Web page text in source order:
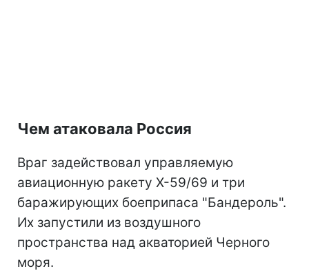
Чем атаковала Россия
Враг задействовал управляемую
авиационную ракету Х-59/69 и три
баражирующих боеприпаса "Бандероль".
Их запустили из воздушного
пространства над акваторией Черного
моря.